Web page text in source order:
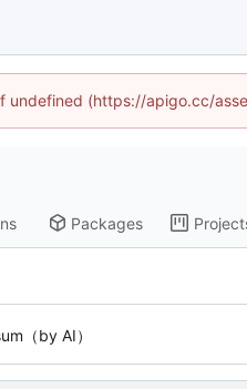
(https://apigo.cc/
Packages
（by AI）